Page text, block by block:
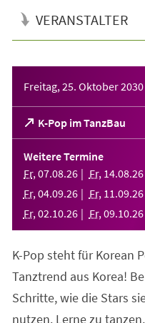
VERANSTALTER
Freitag, 25. Oktober 2030
K-Pop im TanzBau
(Öffnet
in
einem
neuen
Tab)
Weitere Termine
Fr, 07.08.26 Fr, 14.08.26
Fr, 04.09.26 Fr, 11 .09.26
Fr, 02.10.26 Fr, 09.10.26
K-Pop steht für Korean
Tanztrend aus Korea!
Schritte, wie die Stars
nutzen. Lerne zu